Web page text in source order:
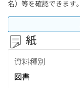
名）等を確認できます。
紙
資料種別
図書